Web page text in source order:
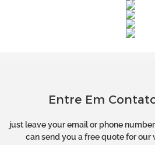
Entre Em
just leave your email or phone
can send you a free quote for our